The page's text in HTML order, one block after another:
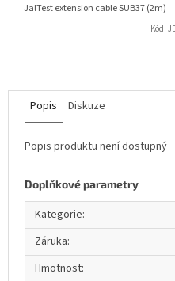
JalTest extension cable SUB37 (2m)
Kód:
Popis Diskuze
Popis produktu není dostupný
Doplňkové parametry
Kategorie:
Záruka:
Hmotnost: